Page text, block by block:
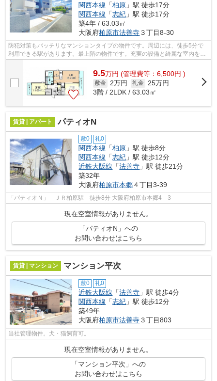
関西本線 「柏原 」駅 徒歩17分
関西本線 「志紀 」駅 徒歩17分
築4年 / 63.03㎡
大阪府柏原市法善寺３丁目8-30
防犯対策もバッチリなマンションタイプの物件です。周辺には、徒歩5分で
利用できる駅があります。最上階の物件です。充実の設備と綺麗な室内を兼
ね備えた、令和4年築の物件です。でき...
9.5万円 (管理費等：6,500円 )
敷金 2万円 礼金 25万円
3階 / 2LDK / 63.03㎡
賃貸 | アパート パティオN
敷0 礼0
関西本線 「柏原 」駅 徒歩8分
関西本線 「志紀 」駅 徒歩12分
近鉄大阪線 「法善寺 」駅 徒歩21分
築32年
大阪府柏原市本郷４丁目3-39
「パティオＮ」 ＪＲ柏原駅 徒歩8分 大阪府柏原市本郷4－3
現在空室情報がありません。
「パティオN」への
お問い合わせはこちら
賃貸 | マンション マンション平次
敷0 礼0
近鉄大阪線 「法善寺 」駅 徒歩4分
関西本線 「志紀 」駅 徒歩12分
築49年
大阪府柏原市法善寺３丁目803
当社管理物件。犬・猫飼育可。
現在空室情報がありません。
「マンション平次」への
お問い合わせはこちら